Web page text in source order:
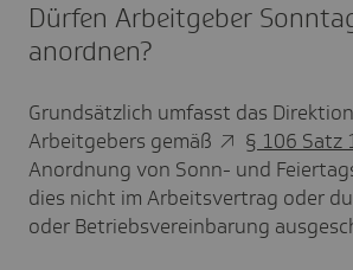
Dürfen Arbeitgeber
anordnen?
Grundsätzlich umfasst das
Arbeitgebers gemäß
§ 106 Satz
Anordnung von Sonn- und
dies nicht im Arbeitsvertrag oder
oder Betriebsvereinbarung